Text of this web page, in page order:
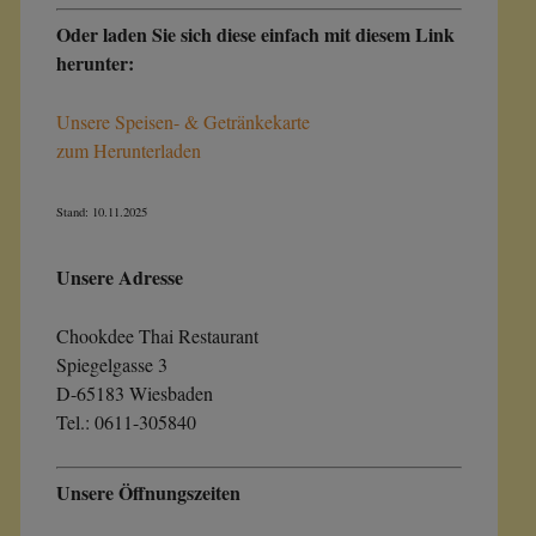
Oder laden Sie sich diese einfach mit diesem Link
herunter:
Unsere Speisen- & Getränkekarte
zum Herunterladen
Stand: 10.11.2025
Unsere Adresse
ChookdeeThai Restaurant
Spiegelgasse 3
D-65183 Wiesbaden
Tel.: 0611-305840
Unsere Öffnungszeiten